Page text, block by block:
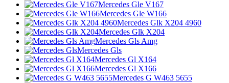
Mercedes Gle V167
Mercedes Gle W166
Mercedes Glk X204 4960
Mercedes Glk X204
Mercedes Gls Amg
Mercedes Gls
Mercedes Gl X164
Mercedes Gl X166
Mercedes G W463 5655